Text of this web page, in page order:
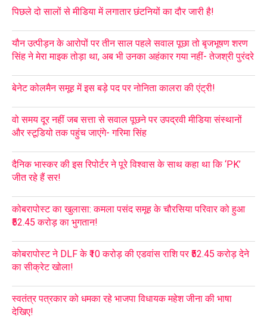
पिछले दो सालों से मीडिया में लगातार छंटनियों का दौर जारी है!
यौन उत्पीड़न के आरोपों पर तीन साल पहले सवाल पूछा तो बृजभूषण शरण
सिंह ने मेरा माइक तोड़ा था, अब भी उनका अहंकार गया नहीं- तेजश्री पुरंदरे
बेनेट कोलमैन समूह में इस बड़े पद पर नोनिता कालरा की एंट्री!
वो समय दूर नहीं जब सत्ता से सवाल पूछने पर उपद्रवी मीडिया संस्थानों
और स्टूडियो तक पहुंच जाएंगे- गरिमा सिंह
दैनिक भास्कर की इस रिपोर्टर ने पूरे विश्वास के साथ कहा था कि ‘PK’
जीत रहे हैं सर!
कोबरापोस्ट का खुलासा: कमला पसंद समूह के चौरसिया परिवार को हुआ
₹52.45 करोड़ का भुगतान!
कोबरापोस्ट ने DLF के ₹10 करोड़ की एडवांस राशि पर ₹52.45 करोड़ देने
का सीक्रेट खोला!
स्वतंत्र पत्रकार को धमका रहे भाजपा विधायक महेश जीना की भाषा
देखिए!